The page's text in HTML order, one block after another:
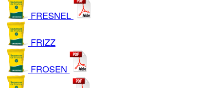
FRESNEL
FRIZZ
FROSEN